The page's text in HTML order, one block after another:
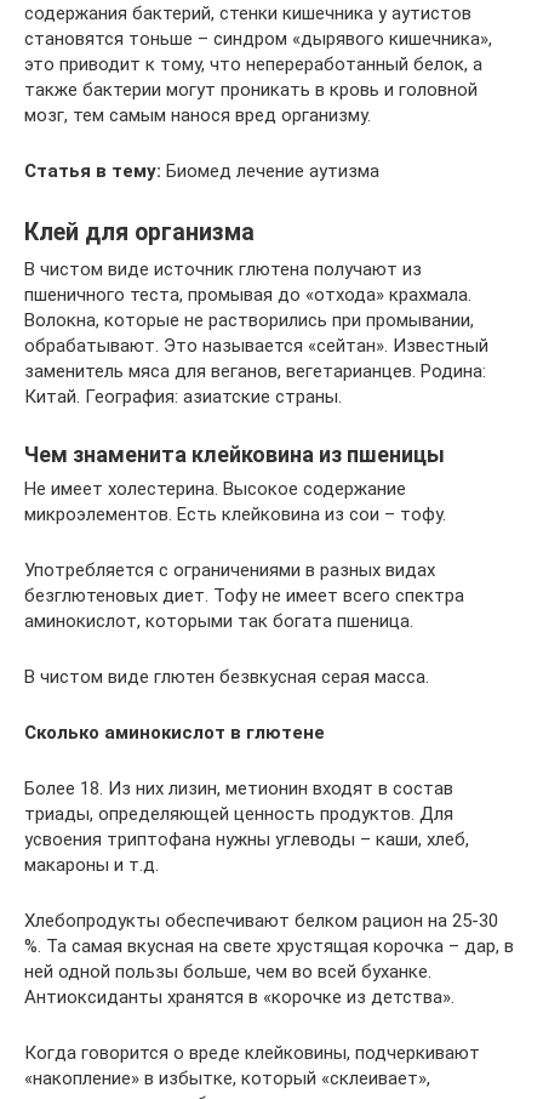
содержания бактерий, стенки кишечника у аутистов
становятся тоньше – синдром «дырявого кишечника»,
это приводит к тому, что непереработанный белок, а
также бактерии могут проникать в кровь и головной
мозг, тем самым нанося вред организму.
Статья в тему: Биомед лечение аутизма
Клей для организма
В чистом виде источник глютена получают из
пшеничного теста, промывая до «отхода» крахмала.
Волокна, которые не растворились при промывании,
обрабатывают. Это называется «сейтан». Известный
заменитель мяса для веганов, вегетарианцев. Родина:
Китай. География: азиатские страны.
Чем знаменита клейковина из пшеницы
Не имеет холестерина. Высокое содержание
микроэлементов. Есть клейковина из сои – тофу.
Употребляется с ограничениями в разных видах
безглютеновых диет. Тофу не имеет всего спектра
аминокислот, которыми так богата пшеница.
В чистом виде глютен безвкусная серая масса.
Сколько аминокислот в глютене
Более 18. Из них лизин, метионин входят в состав
триады, определяющей ценность продуктов. Для
усвоения триптофана нужны углеводы – каши, хлеб,
макароны и т.д.
Хлебопродукты обеспечивают белком рацион на 25-30
%. Та самая вкусная на свете хрустящая корочка – дар, в
ней одной пользы больше, чем во всей буханке.
Антиоксиданты хранятся в «корочке из детства».
Когда говорится о вреде клейковины, подчеркивают
«накопление» в избытке, который «склеивает»,